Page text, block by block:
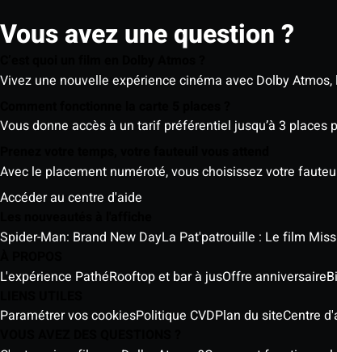
Vous avez une question ?
Vivez une nouvelle expérience cinéma avec Dolby
Vous donne accès à un tarif préférentiel jusqu’à 3
Avec le placement numéroté, vous choisissez votre
Accéder au centre d'aide
Spider-Man: Brand New DayLa Pat'patrouille : Le film
L'expérience PathéRooftop et bar à jusOffre anniversaire
Paramétrer vos cookiesPolitique CVDPlan du siteCentre